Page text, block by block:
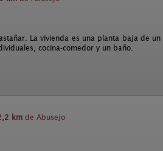
La vivienda es una planta baja de
cocina-comedor y un baño.
km de Abusejo